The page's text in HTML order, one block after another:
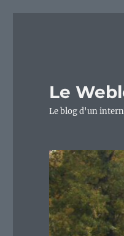
Le
Le blog d'un